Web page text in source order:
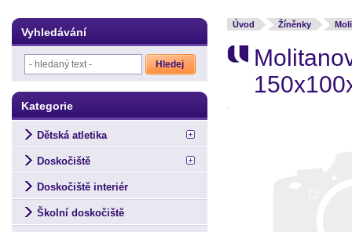
Úvod Žíněnky
Vyhledávání
Kategorie
Dětská atletika
Doskočiště
Doskočiště interiér
Školní doskočiště